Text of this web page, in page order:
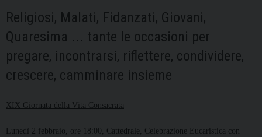
Religiosi, Malati, Fidanzati, Giovani,
Quaresima ... tante le occasioni per
pregare, incontrarsi, riflettere, condividere,
crescere, camminare insieme
XIX Giornata della Vita Consacrata
Lunedì 2 febbraio, ore 18:00, Cattedrale, Celebrazione Eucaristica con